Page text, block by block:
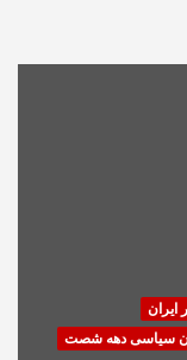
ایران
سیاسی دهه شصت